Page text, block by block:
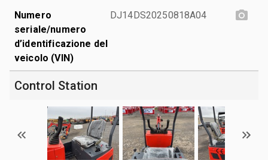
Numero
seriale/numero
d’identificazione del
veicolo (VIN)
DJ14DS20250818A04
Control Station